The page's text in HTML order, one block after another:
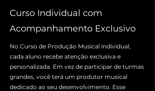
Curso Individual com
Acompanhamento Exclusivo
No Curso de Produção Musical individual,
cada aluno recebe atenção exclusiva e
personalizada. Em vez de participar de turmas
grandes, você terá um produtor musical
dedicado ao seu desenvolvimento. Esse